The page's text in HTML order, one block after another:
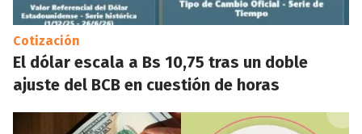
Cotización
El dólar escala a Bs 10,75 tras un doble
ajuste del BCB en cuestión de horas